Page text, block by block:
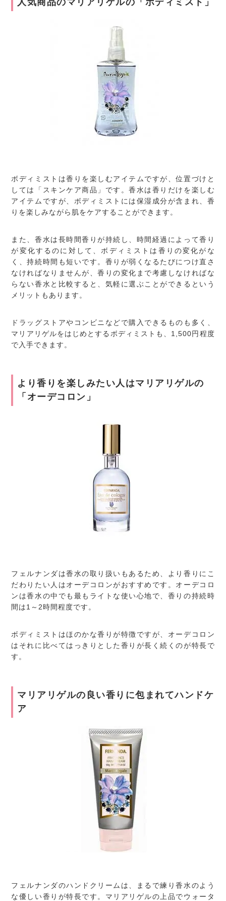
人気商品のマリアリゲルの「ボディミスト」
ボディミストは香りを楽しむアイテムですが、位置づけと
しては「スキンケア商品」です。香水は香りだけを楽しむ
アイテムですが、ボディミストには保湿成分が含まれ、香
りを楽しみながら肌をケアすることができます。
また、香水は長時間香りが持続し、時間経過によって香り
が変化するのに対して、ボディミストは香りの変化がな
く、持続時間も短いです。香りが弱くなるたびにつけ直さ
なければなりませんが、香りの変化まで考慮しなければな
らない香水と比較すると、気軽に選ぶことができるという
メリットもあります。
ドラッグストアやコンビニなどで購入できるものも多く、
マリアリゲルをはじめとするボディミストも、1,500円程度
で入手できます。
より香りを楽しみたい人はマリアリゲルの
「オーデコロン」
フェルナンダは香水の取り扱いもあるため、より香りにこ
だわりたい人はオーデコロンがおすすめです。オーデコロ
ンは香水の中でも最もライトな使い心地で、香りの持続時
間は1～2時間程度です。
ボディミストはほのかな香りが特徴ですが、オーデコロン
はそれに比べてはっきりとした香りが長く続くのが特長で
す。
マリアリゲルの良い香りに包まれてハンドケ
ア
フェルナンダのハンドクリームは、まるで練り香水のよう
な優しい香りが特長です。マリアリゲルの上品でウォータ